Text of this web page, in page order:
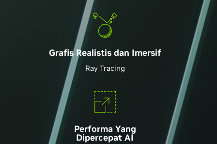
Grafis Realistis dan Imersif
Ray Tracing
Performa Yang
Dipercepat AI